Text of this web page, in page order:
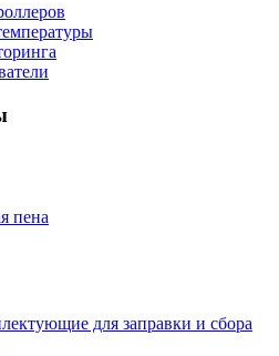
пена
для заправки и сбора